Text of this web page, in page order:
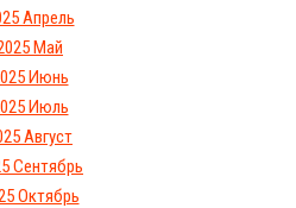
Апрель
Май
Июнь
Июль
Август
Сентябрь
Октябрь